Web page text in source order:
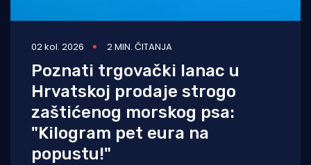
02 kol. 2026 2 MIN. ČITANJA
Poznati trgovački lanac u
Hrvatskoj prodaje strogo
zaštićenog morskog psa:
"Kilogram pet eura na
popustu!"